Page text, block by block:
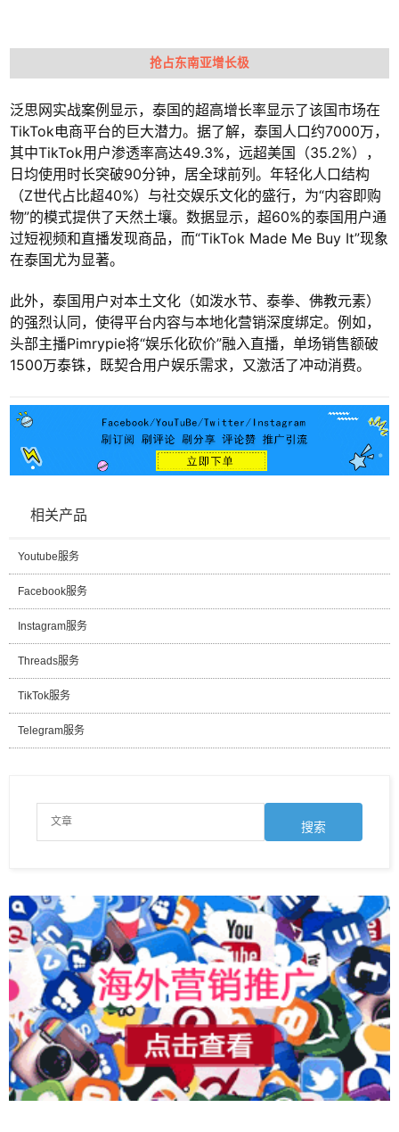
抢占东南亚增长极
泛思网实战案例显示，泰国的超高增长率显示了该国市场在
TikTok电商平台的巨大潜力。据了解，泰国人口约7000万，
其中TikTok用户渗透率高达49.3%，远超美国（35.2%），
日均使用时长突破90分钟，居全球前列。年轻化人口结构
（Z世代占比超40%）与社交娱乐文化的盛行，为“内容即购
物”的模式提供了天然土壤。数据显示，超60%的泰国用户通
过短视频和直播发现商品，而“TikTok Made Me Buy It”现象
在泰国尤为显著。
此外，泰国用户对本土文化（如泼水节、泰拳、佛教元素）
的强烈认同，使得平台内容与本地化营销深度绑定。例如，
头部主播Pimrypie将“娱乐化砍价”融入直播，单场销售额破
1500万泰铢，既契合用户娱乐需求，又激活了冲动消费。
相关产品
Youtube服务
Facebook服务
Instagram服务
Threads服务
TikTok服务
Telegram服务